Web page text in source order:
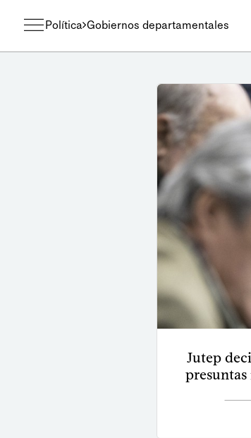
Política Gobiernos departamentales
Jutep